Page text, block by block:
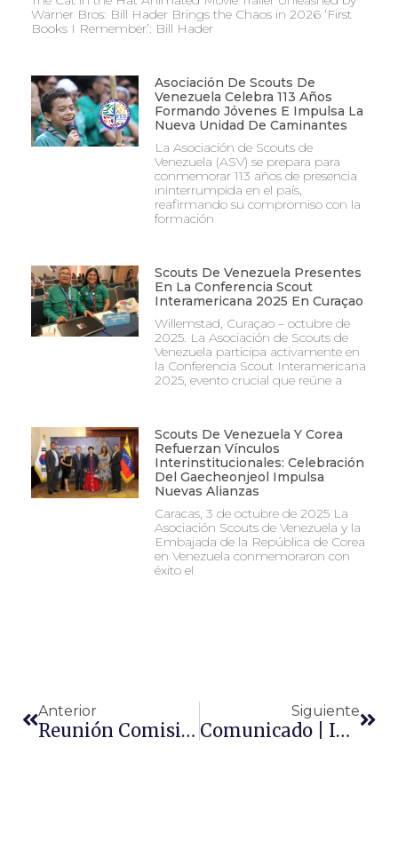
Warner Bros: Bill Hader Brings the Chaos in 2026 ‘First
Books I Remember’: Bill Hader
Asociación De Scouts De
Venezuela Celebra 113 Años
Formando Jóvenes E Impulsa La
Nueva Unidad De Caminantes
La Asociación de Scouts de
Venezuela (ASV) se prepara para
conmemorar 113 años de presencia
ininterrumpida en el país,
reafirmando su compromiso con la
formación
Scouts De Venezuela Presentes
En La Conferencia Scout
Interamericana 2025 En Curaçao
Willemstad, Curaçao – octubre de
2025. La Asociación de Scouts de
Venezuela participa activamente en
la Conferencia Scout Interamericana
2025, evento crucial que reúne a
Scouts De Venezuela Y Corea
Refuerzan Vínculos
Interinstitucionales: Celebración
Del Gaecheonjeol Impulsa
Nuevas Alianzas
Caracas, 3 de octubre de 2025 La
Asociación Scouts de Venezuela y la
Embajada de la República de Corea
en Venezuela conmemoraron con
éxito el
Anterior
Reunión Comisión Nacional De Métodos Educativos
Siguiente
Comunicado | Interpretación Reglamento Del Uniforme